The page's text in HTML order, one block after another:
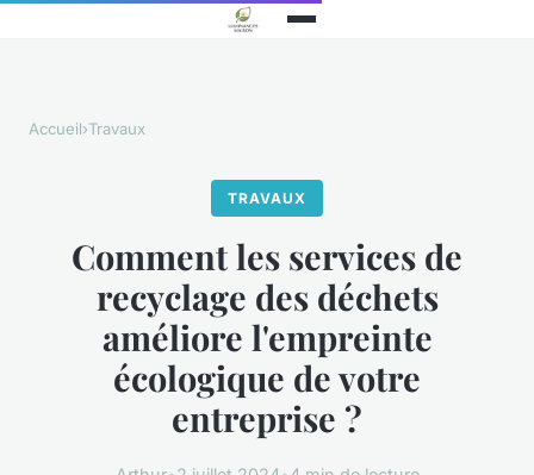
Accueil›Travaux
TRAVAUX
Comment les services de
recyclage des déchets
améliore l'empreinte
écologique de votre
entreprise ?